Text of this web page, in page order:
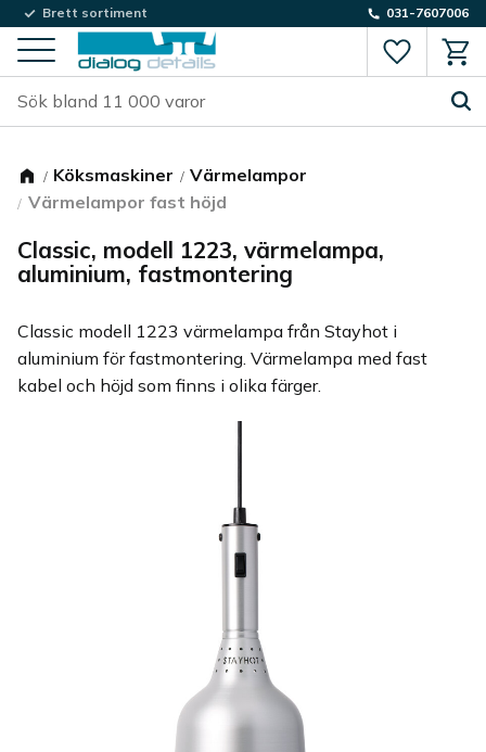
Meny
Brett sortiment 031-7607006
Köksmaskiner
Värmelampor
Värmelampor fast höjd
Classic, modell 1223, värmelampa,
aluminium, fastmontering
Classic modell 1223 värmelampa från Stayhot i
aluminium för fastmontering. Värmelampa med fast
kabel och höjd som finns i olika färger.